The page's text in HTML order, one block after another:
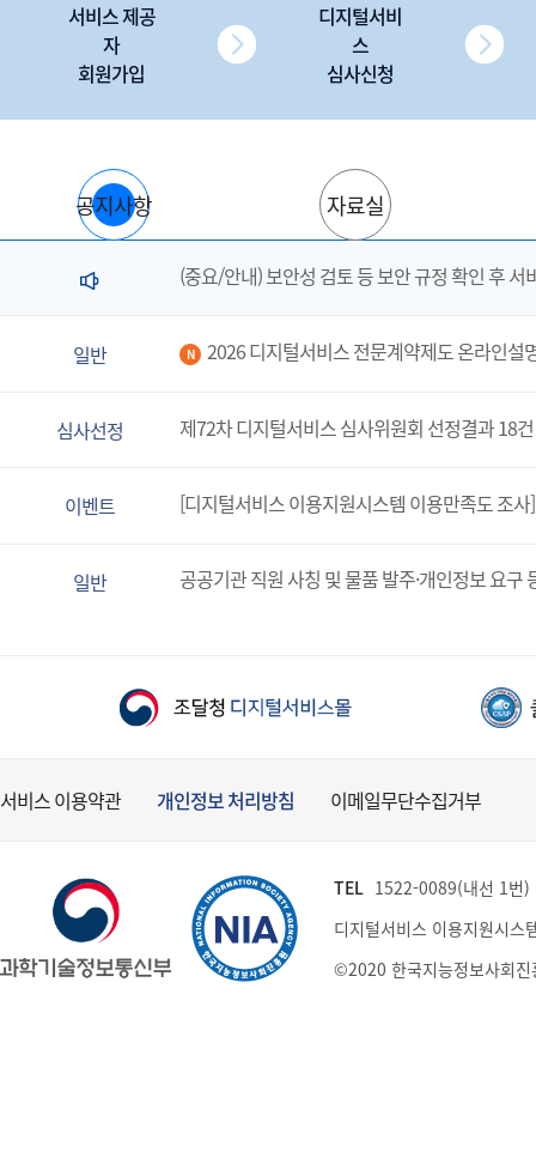
서비스 제공
자
회원가입
디지털서비
스
심사신청
공지사항 자료실
(중요/안내) 보안성 검토 등 보안 규정 확인 후 서
일반 N 2026 디지털서비스 전문계약제도 온라인설
심사선정 제72차 디지털서비스 심사위원회 선정결과 18건
이벤트 [디지털서비스 이용지원시스템 이용만족도 조
일반 공공기관 직원 사칭 및 물품 발주·개인정보 요구
서비스 이용약관 개인정보 처리방침 이메일무단수집거부
TEL 1522-0089(내선 1번
디지털서비스 이용지원시스
©2020 한국지능정보사회진